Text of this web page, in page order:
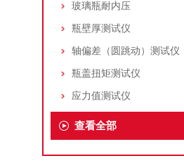
玻璃瓶耐内压
瓶壁厚测试仪
轴偏差（圆跳动）测试仪
瓶盖扭矩测试仪
应力值测试仪
查看全部